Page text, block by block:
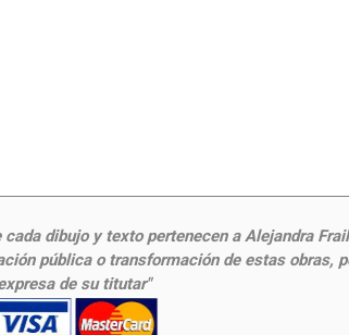
dibujo y texto pertenecen a Alejandra
pública o transformación de estas obras,
de su titutar"